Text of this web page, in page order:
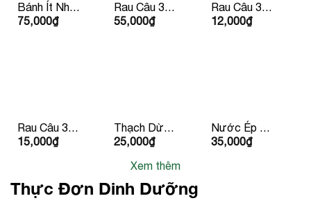
Bánh Ít Nhân
Tôm Thịt
75,000₫
Rau Câu 3
Màu
55,000₫
Rau Câu 3
Màu Chén
12,000₫
Rau Câu 3
Màu Ly
15,000₫
Thạch Dừa
Hạt Chia
25,000₫
Nước Ép Cà
Chua
35,000₫
Xem thêm
Thực Đơn Dinh Dưỡng